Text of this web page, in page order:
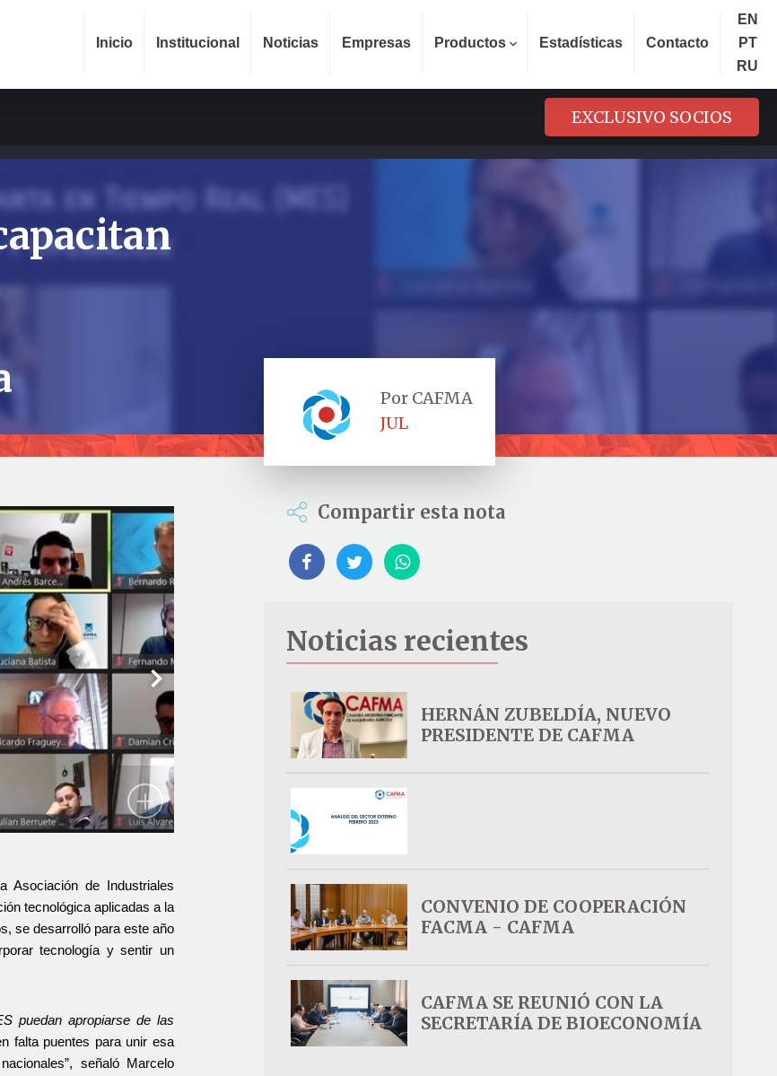
Inicio Institucional Noticias Empresas Productos Estadísticas Contacto
EN
PT
RU
EXCLUSIVO SOCIOS
Next
Asociación de Industriales
tecnológica aplicadas a la
se desarrolló para este año
tecnología y sentir un
puedan apropiarse de las
falta puentes para unir esa
señaló Marcelo
Por CAFMA
JUL
Compartir esta nota
Noticias recientes
HERNÁN ZUBELDÍA, NUEVO
PRESIDENTE DE CAFMA
CONVENIO DE COOPERACIÓN
FACMA - CAFMA
CAFMA SE REUNIÓ CON LA
SECRETARÍA DE BIOECONOMÍA